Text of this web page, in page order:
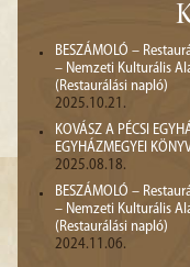
BESZÁMOLÓ –
– Nemzeti Kulturális
(Restaurálási napló)
2025.10.21.
KOVÁSZ A PÉCSI
EGYHÁZMEGYEI
2025.08.18.
BESZÁMOLÓ –
– Nemzeti Kulturális
(Restaurálási napló)
2024.11.06.